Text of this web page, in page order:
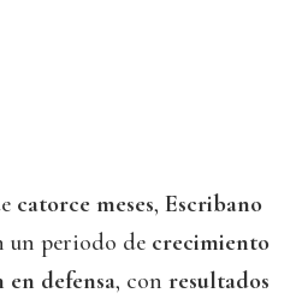
catorce meses, Escribano
un periodo de crecimiento
defensa, con resultados